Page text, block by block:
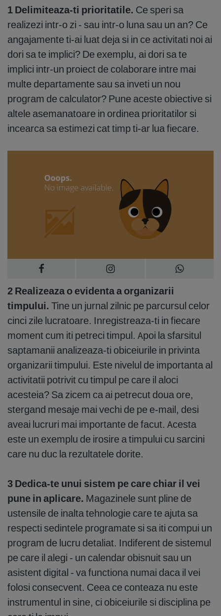
1 Delimiteaza-ti prioritatile. Ce speri sa
realizezi intr-o zi - sau intr-o luna sau un an? Ce
angajamente ti-ai luat deja si in ce activitati noi ai
dori sa te implici? De exemplu, ai dori sa te
implici intr-un proiect de colaborare intre mai
multe departamente sau sa inveti un nou
program de calculator? Pune aceste obiective si
altele asemanatoare in ordinea prioritatilor si
incearca sa estimezi cat timp ti-ar lua fiecare.
2 Realizeaza o evidenta a organizarii
timpului. Tine un jurnal zilnic pe parcursul celor
cinci zile lucratoare. Inregistreaza-ti in fiecare
moment cum iti petreci timpul. Apoi la sfarsitul
saptamanii analizeaza-ti obiceiurile in privinta
organizarii timpului. Este nivelul de importanta al
activitatii potrivit cu timpul pe care il aloci
acesteia? Sa zicem ca ai petrecut doua ore,
stergand mesaje mai vechi de pe e-mail, desi
aveai lucruri mai importante de facut. Acesta
este un exemplu de irosire a timpului cu sarcini
care nu duc la rezultatele dorite.
3 Dedica-te unui sistem pe care chiar il vei
pune in aplicare. Magazinele sunt pline de
ustensile de inalta tehnologie care te ajuta sa
respecti sedintele programate si sa iti compui un
program de lucru detaliat. Indiferent de sistemul
pe care il alegi - un calendar obisnuit sau un
asistent digital - va functiona numai daca il vei
folosi consecvent. Ceea ce conteaza nu este
instrumentul in sine, ci obiceiurile si disciplina pe